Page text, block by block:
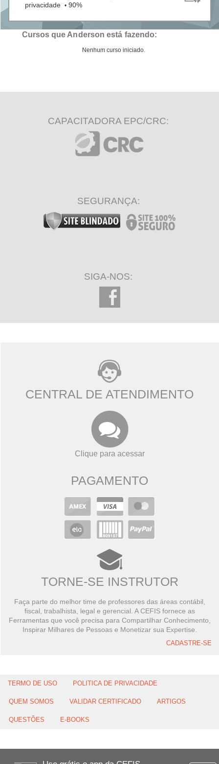
privacidade • 90%
Cursos que Anderson está fazendo:
Nenhum curso iniciado.
CAPACITADORA EPC/CRC:
SEGURANÇA:
SIGA-NOS:
CENTRAL DE ATENDIMENTO
Clique para acessar
PAGAMENTO
TORNE-SE INSTRUTOR
Faça parte do melhor time de professores das áreas contábil,
fiscal, trabalhista, legal e gerencial. A CEFIS fornece as
Ferramentas que você precisa para Compartilhar Conhecimento,
Inspirar Milhares de Pessoas e Monetizar sua Expertise.
CADASTRE-SE
TERMO DE USO POLITICA DE PRIVACIDADE
QUEM SOMOS VALIDAR CERTIFICADO ARTIGOS
QUESTÕES E-BOOKS